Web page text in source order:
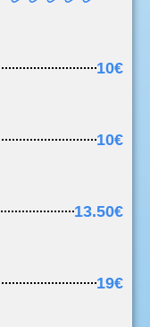
10€
10€
13.50€
19€